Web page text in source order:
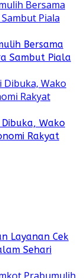
Bersama
Sambut Piala
Wako
Rakyat
Layanan Cek
Sehari